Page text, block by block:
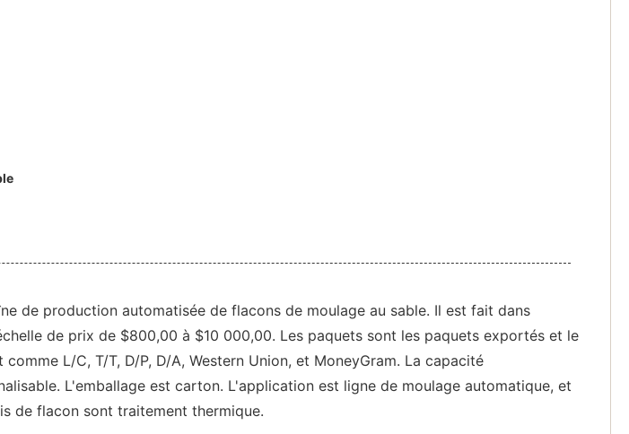
de production automatisée de flacons de moulage au sable. Il est fait dans
de prix de $800,00 à $10 000,00. Les paquets sont les paquets exportés et le
L/C, T/T, D/P, D/A, Western Union, et MoneyGram. La capacité
L'emballage est carton. L'application est ligne de moulage automatique, et
de flacon sont traitement thermique.